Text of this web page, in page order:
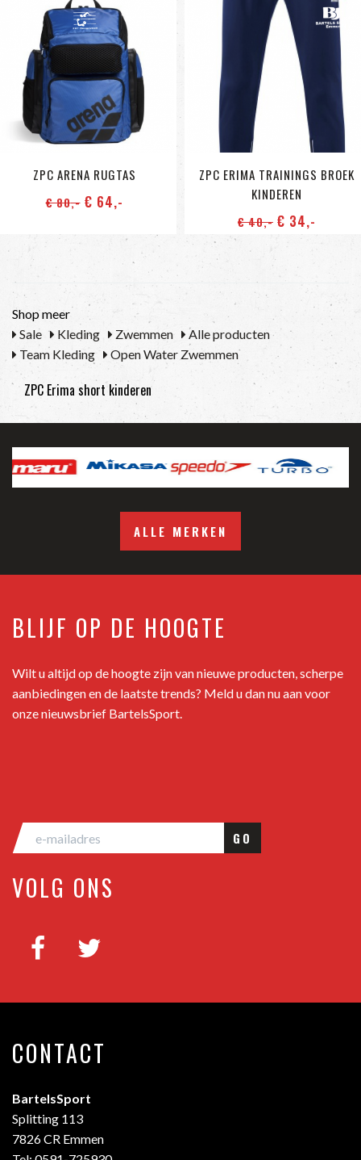
ZPC ARENA RUGTAS
€ 80,-€ 64,-
ZPC ERIMA TRAININGS BROEK
KINDEREN
€ 40,- € 34,-
Shop meer
Sale
Kleding Zwemmen
Alle producten
Team Kleding
Open Water Zwemmen
ZPC Erima short kinderen
ALLE MERKEN
BLIJF OP DE HOOGTE
Wilt u altijd op de hoogte zijn van nieuwe producten, scherpe
aanbiedingen en de laatste trends? Meld u dan nu aan voor
onze nieuwsbrief BartelsSport.
GO
VOLG ONS
CONTACT
BartelsSport
Splitting 113
7826 CR Emmen